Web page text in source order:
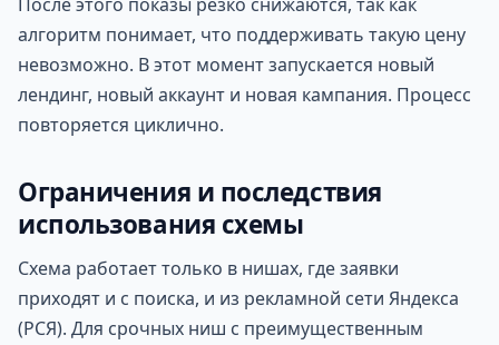
алгоритм понимает, что поддерживать такую цену
невозможно. В этот момент запускается новый
лендинг, новый аккаунт и новая кампания. Процесс
повторяется циклично.
Ограничения и последствия
использования схемы
Схема работает только в нишах, где заявки
приходят и с поиска, и из рекламной сети Яндекса
(РСЯ). Для срочных ниш с преимущественным